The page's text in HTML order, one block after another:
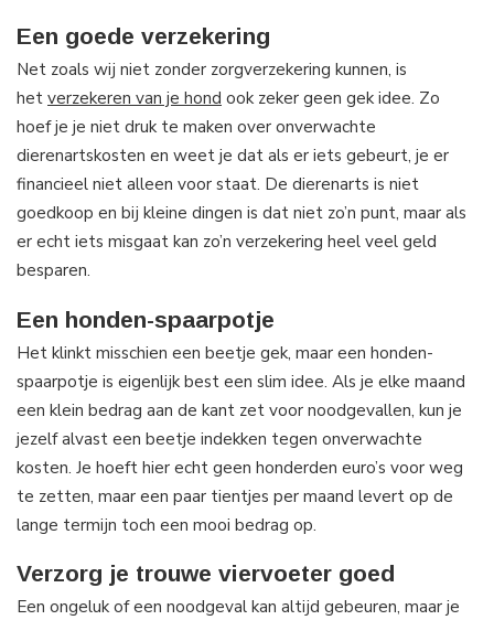
Een goede verzekering
Net zoals wij niet zonder zorgverzekering kunnen, is
hetverzekeren van je hond ook zeker geen gek idee. Zo
hoef je je niet druk te maken over onverwachte
dierenartskosten en weet je dat als er iets gebeurt, je er
financieel niet alleen voor staat. De dierenarts is niet
goedkoop en bij kleine dingen is dat niet zo’n punt, maar als
er echt iets misgaat kan zo’n verzekering heel veel geld
besparen.
Een honden-spaarpotje
Het klinkt misschien een beetje gek, maar een honden-
spaarpotje is eigenlijk best een slim idee. Als je elke maand
een klein bedrag aan de kant zet voor noodgevallen, kun je
jezelf alvast een beetje indekken tegen onverwachte
kosten. Je hoeft hier echt geen honderden euro’s voor weg
te zetten, maar een paar tientjes per maand levert op de
lange termijn toch een mooi bedrag op.
Verzorg je trouwe viervoeter goed
Een ongeluk of een noodgeval kan altijd gebeuren, maar je